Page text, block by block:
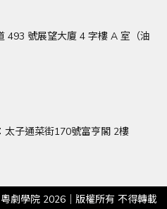
493 號展望大廈 4 字樓 A 室（油
太子通菜街170號富亨閣 2樓
劇學院 2026｜版權所有 不得轉載